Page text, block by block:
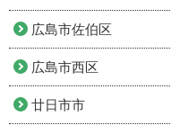
広島市佐伯区
広島市西区
廿日市市